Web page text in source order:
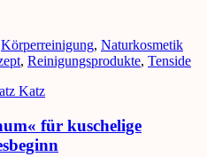
Körperreinigung, Naturkosmetik
, Reinigungsprodukte, Tenside
für kuschelige